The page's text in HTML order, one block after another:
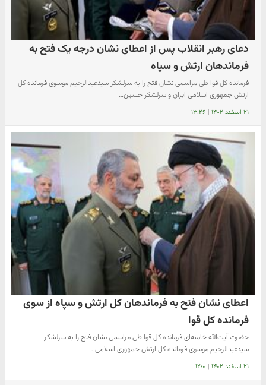
دعای رهبر انقلاب پس از اعطای نشان درجه یک فتح به
فرماندهان ارتش و سپاه
فرمانده کل قوا طی مراسمی نشان فتح را به سرلشکر سیدعبدالرحیم موسوی فرمانده کل
ارتش جمهوری اسلامی ایران و سرلشکر حسین…
۲۱ اسفند ۱۴۰۲ | ۱۳:۴۶
اعطای نشان فتح به فرماندهان کل ارتش و سپاه از سوی
فرمانده کل قوا
حضرت آیت‌الله خامنه‌ای فرمانده کل قوا طی مراسمی نشان فتح را به سرلشکر
سیدعبدالرحیم موسوی فرمانده کل ارتش جمهوری اسلامی…
۲۱ اسفند ۱۴۰۲ | ۱۲:۰